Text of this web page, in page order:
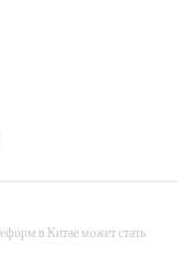
в Китае может стать